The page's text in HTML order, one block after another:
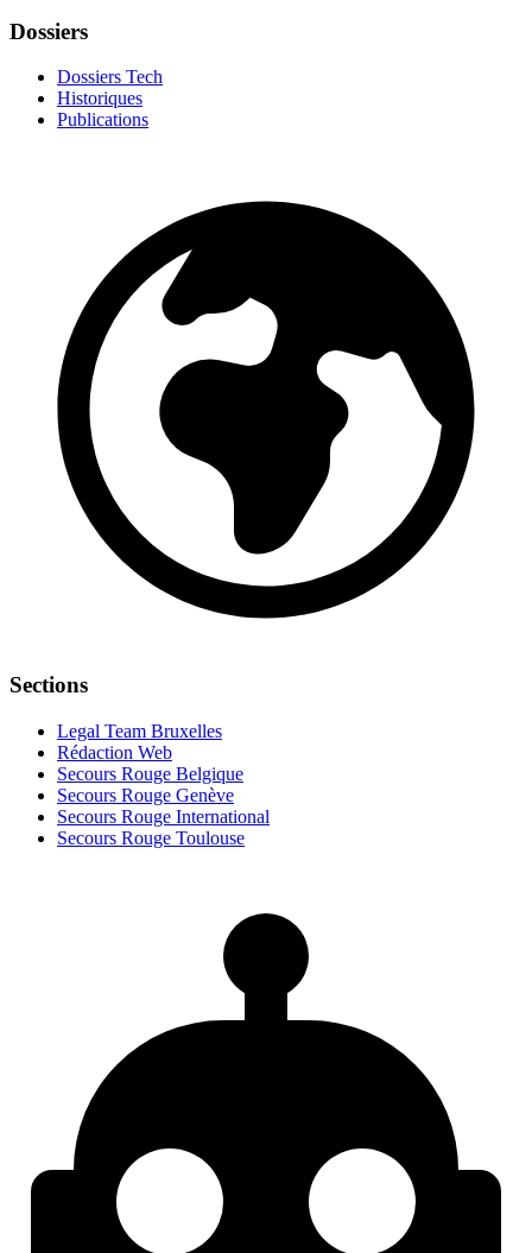
Dossiers
Dossiers Tech
Historiques
Publications
Sections
Legal Team Bruxelles
Rédaction Web
Secours Rouge Belgique
Secours Rouge Genève
Secours Rouge International
Secours Rouge Toulouse